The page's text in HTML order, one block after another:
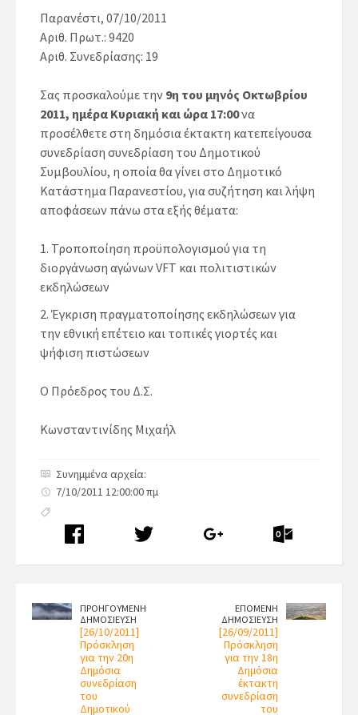
Παρανέστι, 07/10/2011
Αριθ. Πρωτ.: 9420
Αριθ. Συνεδρίασης: 19
Σας προσκαλούμε την 9η του μηνός Οκτωβρίου
2011, ημέρα Κυριακή και ώρα 17:00να
προσέλθετε στη δημόσια έκτακτη κατεπείγουσα
συνεδρίαση συνεδρίαση του Δημοτικού
Συμβουλίου, η οποία θα γίνει στο Δημοτικό
Κατάστημα Παρανεστίου, για συζήτηση και λήψη
αποφάσεων πάνω στα εξής θέματα:
Τροποποίηση προϋπολογισμού για τη
διοργάνωση αγώνων VFT και πολιτιστικών
εκδηλώσεων
Έγκριση πραγματοποίησης εκδηλώσεων για
την εθνική επέτειο και τοπικές γιορτές και
ψήφιση πιστώσεων
Ο Πρόεδρος του Δ.Σ.
Κωνσταντινίδης Μιχαήλ
Συνημμένα αρχεία:
7/10/2011 12:00:00 πμ
ΠΡΟΗΓΟΥΜΕΝΗ
ΔΗΜΟΣΙΕΥΣΗ
[26/10/2011]
Πρόσκληση
για την 20η
Δημόσια
συνεδρίαση
του
Δημοτικού
ΕΠΟΜΕΝΗ
ΔΗΜΟΣΙΕΥΣΗ
[26/09/2011]
Πρόσκληση
για την 18η
Δημόσια
έκτακτη
συνεδρίαση
του